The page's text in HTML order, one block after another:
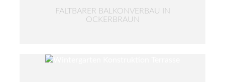
FALTBARER BALKONVERBAU IN
OCKERBRAUN